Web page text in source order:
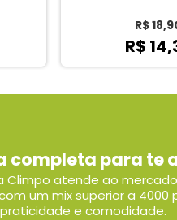
R$
completa para te
Climpo atende ao
um mix superior a 4000
e comodidade.